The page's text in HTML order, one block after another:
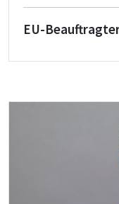
EU-